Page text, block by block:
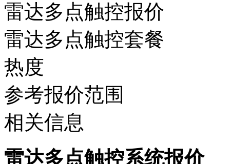
雷达多点触控报价
雷达多点触控套餐
热度
参考报价范围
相关信息
雷达多点触控系统报价